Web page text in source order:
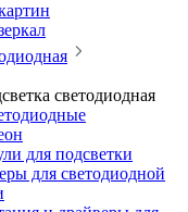
светодиодная
для подсветки
для светодиодной